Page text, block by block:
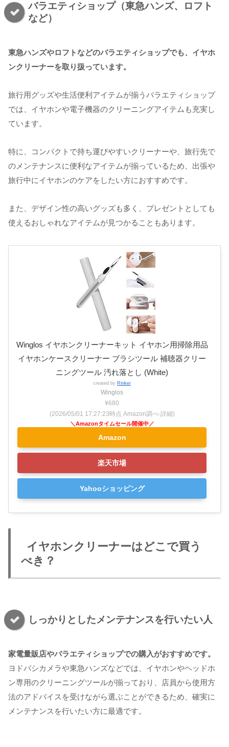
バラエティショップ（東急ハンズ、ロフト
など）
東急ハンズやロフトなどのバラエティショップでも、イヤホ
ンクリーナーを取り扱っています。
旅行用グッズや生活便利アイテムが揃うバラエティショップ
では、イヤホンや電子機器のクリーニングアイテムも充実し
ています。
特に、コンパクトで持ち運びやすいクリーナーや、旅行先で
のメンテナンスに便利なアイテムが揃っているため、出張や
旅行中にイヤホンのケアをしたい方におすすめです。
また、デザイン性の高いグッズも多く、プレゼントとしても
使えるおしゃれなアイテムが見つかることもあります。
Winglos イヤホンクリーナーキット イヤホン用掃除用品
イヤホンケースクリーナー ブラシツール 補聴器クリー
ニングツール 汚れ落とし (White)
created by Rinker
Winglos
¥680
(2026/05/01 17:27:23時点 Amazon調べ-詳細)
Amazon
楽天市場
Yahooショッピング
イヤホンクリーナーはどこで買う
べき？
しっかりとしたメンテナンスを行いたい人
家電量販店やバラエティショップでの購入がおすすめです。
ヨドバシカメラや東急ハンズなどでは、イヤホンやヘッドホ
ン専用のクリーニングツールが揃っており、店員から使用方
法のアドバイスを受けながら選ぶことができるため、確実に
メンテナンスを行いたい方に最適です。